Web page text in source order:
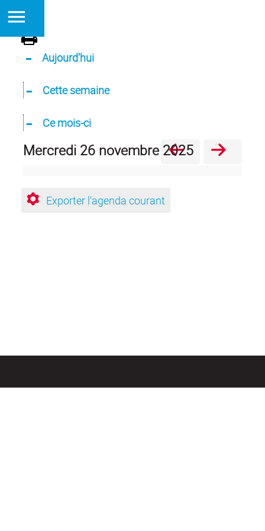
Aujourd'hui
Cette semaine
Ce mois-ci
mercredi 26 novembre 2025
Exporter l'agenda courant